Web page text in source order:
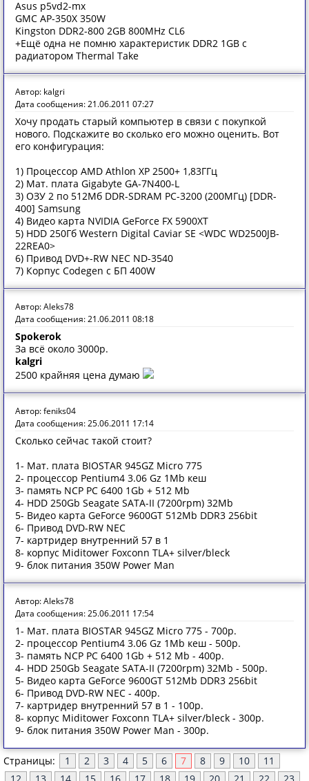
Asus p5vd2-mx
GMC AP-350X 350W
Kingston DDR2-800 2GB 800MHz CL6
+Ещё одна не помню характеристик DDR2 1GB с
радиатором Thermal Take
Автор: kalgri
Дата сообщения: 21.06.2011 07:27
Хочу продать старый компьютер в связи с покупкой
нового. Подскажите во сколько его можно оценить. Вот
его конфигурация:
1) Процессор AMD Athlon XP 2500+ 1,83ГГц
2) Мат. плата Gigabyte GA-7N400-L
3) ОЗУ 2 по 512Мб DDR-SDRAM PC-3200 (200МГц) [DDR-
400] Samsung
4) Видео карта NVIDIA GeForce FX 5900XT
5) HDD 250Гб Western Digital Caviar SE <WDC WD2500JB-
22REA0>
6) Привод DVD+-RW NEC ND-3540
7) Корпус Codegen с БП 400W
Автор: Aleks78
Дата сообщения: 21.06.2011 08:18
Spokerok
За всё около 3000р.
kalgri
2500 крайняя цена думаю
Автор: feniks04
Дата сообщения: 25.06.2011 17:14
Сколько сейчас такой стоит?
1- Мат. плата BIOSTAR 945GZ Micro 775
2- процессор Pentium4 3.06 Gz 1Mb кеш
3- память NCP PC 6400 1Gb + 512 Mb
4- HDD 250Gb Seagate SATA-II (7200rpm) 32Mb
5- Видео карта GeForce 9600GT 512Mb DDR3 256bit
6- Привод DVD-RW NEC
7- картридер внутренний 57 в 1
8- корпус Miditower Foxconn TLA+ silver/bleck
9- блок питания 350W Power Man
Автор: Aleks78
Дата сообщения: 25.06.2011 17:54
1- Мат. плата BIOSTAR 945GZ Micro 775 - 700р.
2- процессор Pentium4 3.06 Gz 1Mb кеш - 500р.
3- память NCP PC 6400 1Gb + 512 Mb - 400р.
4- HDD 250Gb Seagate SATA-II (7200rpm) 32Mb - 500р.
5- Видео карта GeForce 9600GT 512Mb DDR3 256bit
6- Привод DVD-RW NEC - 400р.
7- картридер внутренний 57 в 1 - 100р.
8- корпус Miditower Foxconn TLA+ silver/bleck - 300р.
9- блок питания 350W Power Man - 300р.
Страницы: 1 2 3 4 5 6 7 8 9 10
11